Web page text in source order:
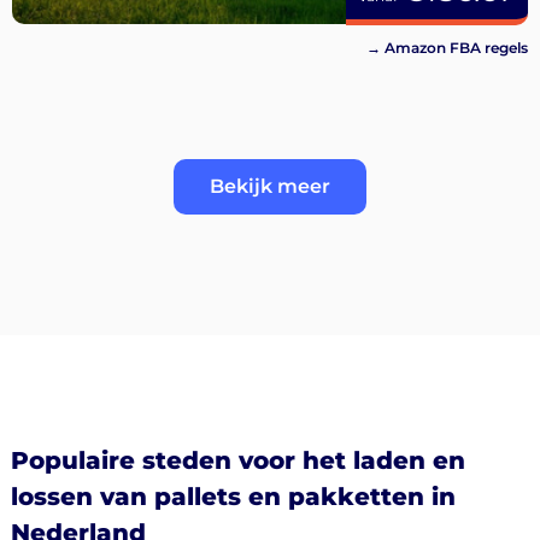
→ Amazon FBA regels
Bekijk meer
Populaire steden voor het laden en
lossen van pallets en pakketten in
Nederland